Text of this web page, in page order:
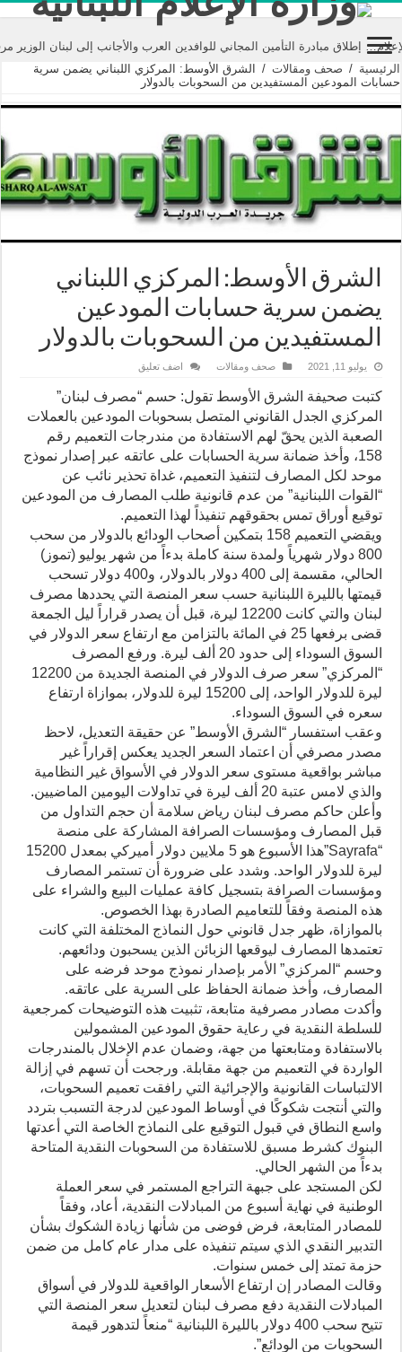
مبادرة التأمين المجاني للوافدين العرب والأجانب إلى لبنان الوزير مرقص:
الرئيسية / صحف ومقالات /
الشرق الأوسط: المركزي اللبناني يضمن سرية
حسابات المودعين المستفيدين من السحوبات بالدولار
الشرق الأوسط: المركزي اللبناني
يضمن سرية حسابات المودعين
المستفيدين من السحوبات بالدولار
يوليو 11, 2021 صحف ومقالات اضف تعليق
كتبت صحيفة الشرق الأوسط تقول: حسم “مصرف لبنان”
المركزي الجدل القانوني المتصل بسحوبات المودعين بالعملات
الصعبة الذين يحقّ لهم الاستفادة من مندرجات التعميم رقم
158، وأخذ ضمانة سرية الحسابات على عاتقه عبر إصدار نموذج
موحد لكل المصارف لتنفيذ التعميم، غداة تحذير نائب عن
“القوات اللبنانية” من عدم قانونية طلب المصارف من المودعين
توقيع أوراق تمس بحقوقهم تنفيذاً لهذا التعميم.
ويقضي التعميم 158 بتمكين أصحاب الودائع بالدولار من سحب
800 دولار شهرياً ولمدة سنة كاملة بدءاً من شهر يوليو (تموز)
الحالي، مقسمة إلى 400 دولار بالدولار، و400 دولار تسحب
قيمتها بالليرة اللبنانية حسب سعر المنصة التي يحددها مصرف
لبنان والتي كانت 12200 ليرة، قبل أن يصدر قراراً ليل الجمعة
قضى برفعها 25 في المائة بالتزامن مع ارتفاع سعر الدولار في
السوق السوداء إلى حدود 20 ألف ليرة. ورفع المصرف
“المركزي” سعر صرف الدولار في المنصة الجديدة من 12200
ليرة للدولار الواحد، إلى 15200 ليرة للدولار، بموازاة ارتفاع
سعره في السوق السوداء.
وعقب استفسار “الشرق الأوسط” عن حقيقة التعديل، لاحظ
مصدر مصرفي أن اعتماد السعر الجديد يعكس إقراراً غير
مباشر بواقعية مستوى سعر الدولار في الأسواق غير النظامية
والذي لامس عتبة 20 ألف ليرة في تداولات اليومين الماضيين.
وأعلن حاكم مصرف لبنان رياض سلامة أن حجم التداول من
قبل المصارف ومؤسسات الصرافة المشاركة على منصة
“Sayrafa”هذا الأسبوع هو 5 ملايين دولار أميركي بمعدل 15200
ليرة للدولار الواحد. وشدد على ضرورة أن تستمر المصارف
ومؤسسات الصرافة بتسجيل كافة عمليات البيع والشراء على
هذه المنصة وفقاً للتعاميم الصادرة بهذا الخصوص.
بالموازاة، ظهر جدل قانوني حول النماذج المختلفة التي كانت
تعتمدها المصارف ليوقعها الزبائن الذين يسحبون ودائعهم.
وحسم “المركزي” الأمر بإصدار نموذج موحد فرضه على
المصارف، وأخذ ضمانة الحفاظ على السرية على عاتقه.
وأكدت مصادر مصرفية متابعة، تثبيت هذه التوضيحات كمرجعية
للسلطة النقدية في رعاية حقوق المودعين المشمولين
بالاستفادة ومتابعتها من جهة، وضمان عدم الإخلال بالمندرجات
الواردة في التعميم من جهة مقابلة. ورجحت أن تسهم في إزالة
الالتباسات القانونية والإجرائية التي رافقت تعميم السحوبات،
والتي أنتجت شكوكًا في أوساط المودعين لدرجة التسبب بتردد
واسع النطاق في قبول التوقيع على النماذج الخاصة التي أعدتها
البنوك كشرط مسبق للاستفادة من السحوبات النقدية المتاحة
بدءاً من الشهر الحالي.
لكن المستجد على جبهة التراجع المستمر في سعر العملة
الوطنية في نهاية أسبوع من المبادلات النقدية، أعاد، وفقاً
للمصادر المتابعة، فرض فوضى من شأنها زيادة الشكوك بشأن
التدبير النقدي الذي سيتم تنفيذه على مدار عام كامل من ضمن
حزمة تمتد إلى خمس سنوات.
وقالت المصادر إن ارتفاع الأسعار الواقعية للدولار في أسواق
المبادلات النقدية دفع مصرف لبنان لتعديل سعر المنصة التي
تتيح سحب 400 دولار بالليرة اللبنانية “منعاً لتدهور قيمة
السحوبات من الودائع”.